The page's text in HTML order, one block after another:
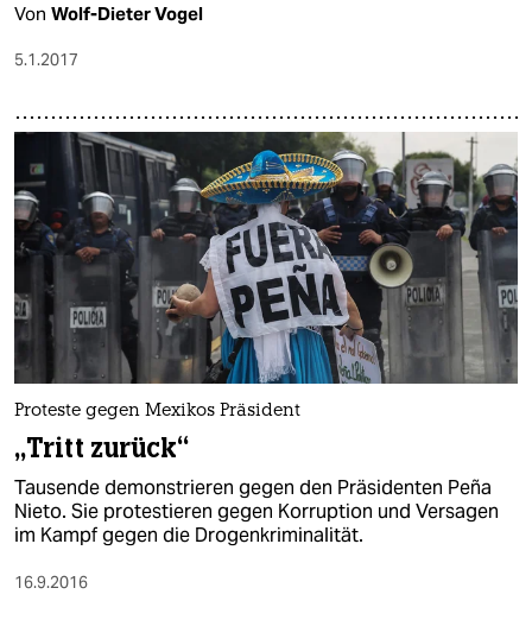
Von Wolf-Dieter Vogel
5.1.2017
Proteste gegen Mexikos Präsident
„Tritt zurück“
Tausende demonstrieren gegen den Präsidenten Peña
Nieto. Sie protestieren gegen Korruption und Versagen
im Kampf gegen die Drogenkriminalität.
16.9.2016